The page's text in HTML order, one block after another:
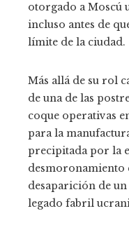
otorgado a Moscú
incluso antes de
límite de la ciudad.
Más allá de su rol
de una de las
coque operativas
para la
precipitada por la
desmoronamiento
desaparición de
legado fabril